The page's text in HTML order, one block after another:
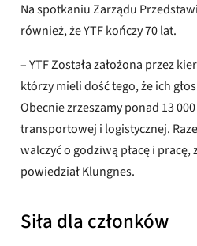
Na spotkaniu Zarządu
również, że YTF kończy 70 lat.
– YTF Została założona przez
którzy mieli dość tego, że ich
Obecnie zrzeszamy ponad 13
transportowej i logistycznej.
walczyć o godziwą płacę i pracę,
powiedział Klungnes.
Siła dla członków